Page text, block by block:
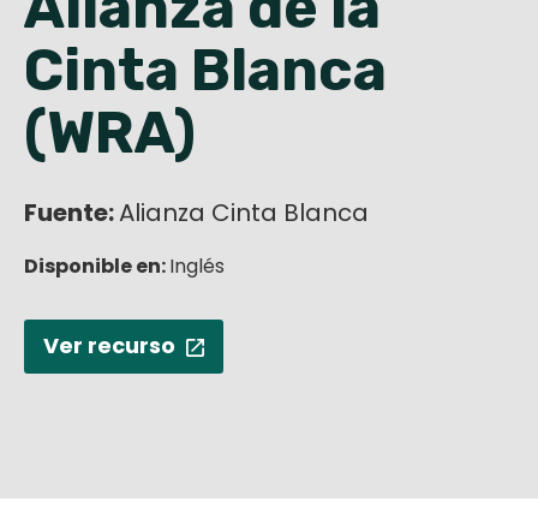
Español
Français
English
Cinta Blanca
(WRA)
Fuente:Alianza Cinta Blanca
Disponible en:Inglés
Ver recurso